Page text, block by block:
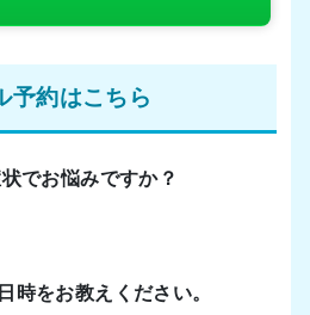
予約はこちら
でお悩みですか？
時をお教えください。